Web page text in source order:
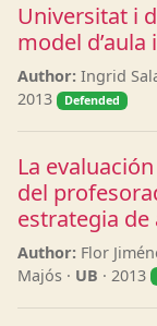
Universitat i
model
Author: Ingrid
2013
Defended
La
del
estrategia de
Author: Flor
Majós · UB · 2013